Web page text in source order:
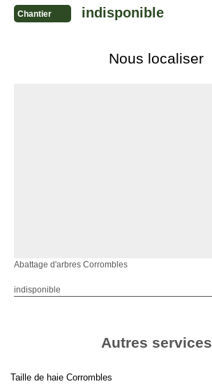
Chantier indisponible
Nous localiser
Abattage d'arbres Corrombles
indisponible
Autres services
Taille de haie Corrombles